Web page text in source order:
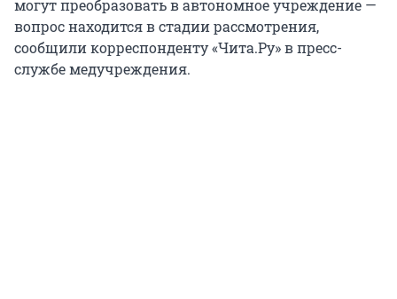
могут преобразовать в автономное учреждение —
вопрос находится в стадии рассмотрения,
сообщили корреспонденту «Чита.Ру» в пресс-
службе медучреждения.